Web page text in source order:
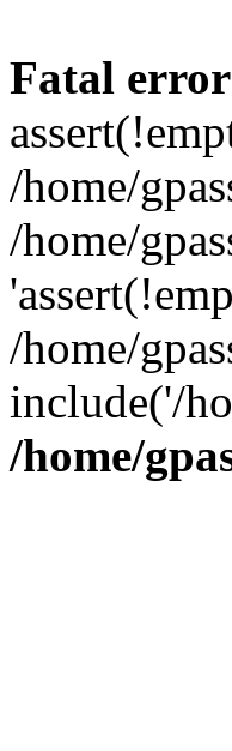
Fatal error
/home/
/home/
/home/
include('/
/home/